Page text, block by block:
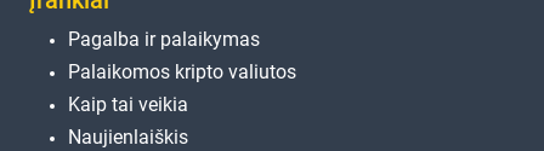
Pagalba ir palaikymas
Palaikomos kripto valiutos
Kaip tai veikia
Naujienlaiškis